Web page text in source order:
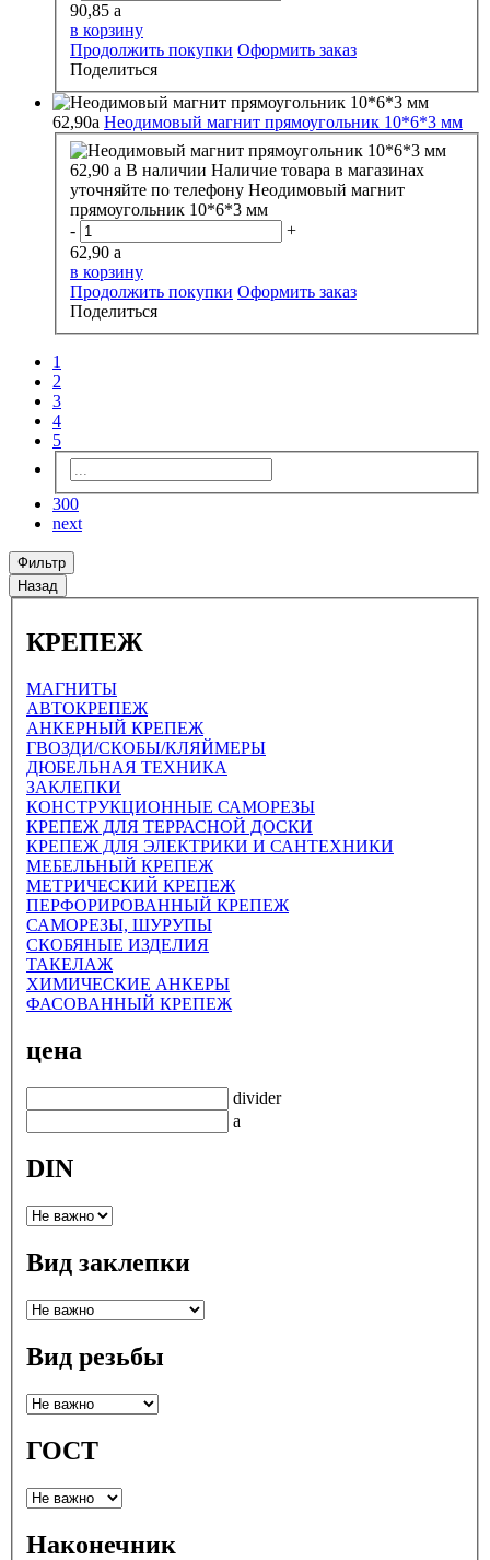
90,85 a
в корзину
Продолжить покупки Оформить заказ
Поделиться
62,90a Неодимовый магнит прямоугольник 10*6*3 мм
62,90 a В наличии Наличие товара в магазинах
уточняйте по телефону Неодимовый магнит
прямоугольник 10*6*3 мм
-
+
62,90 a
в корзину
Продолжить покупки Оформить заказ
Поделиться
1
2
3
4
5
300
next
Фильтр
Назад
КРЕПЕЖ
МАГНИТЫ
АВТОКРЕПЕЖ
АНКЕРНЫЙ КРЕПЕЖ
ГВОЗДИ/СКОБЫ/КЛЯЙМЕРЫ
ДЮБЕЛЬНАЯ ТЕХНИКА
ЗАКЛЕПКИ
КОНСТРУКЦИОННЫЕ САМОРЕЗЫ
КРЕПЕЖ ДЛЯ ТЕРРАСНОЙ ДОСКИ
КРЕПЕЖ ДЛЯ ЭЛЕКТРИКИ И САНТЕХНИКИ
МЕБЕЛЬНЫЙ КРЕПЕЖ
МЕТРИЧЕСКИЙ КРЕПЕЖ
ПЕРФОРИРОВАННЫЙ КРЕПЕЖ
САМОРЕЗЫ, ШУРУПЫ
СКОБЯНЫЕ ИЗДЕЛИЯ
ТАКЕЛАЖ
ХИМИЧЕСКИЕ АНКЕРЫ
ФАСОВАННЫЙ КРЕПЕЖ
цена
divider
a
DIN
Вид заклепки
Вид резьбы
ГОСТ
Наконечник